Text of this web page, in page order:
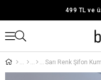
499 TL ve
Sarı Renk Şifon